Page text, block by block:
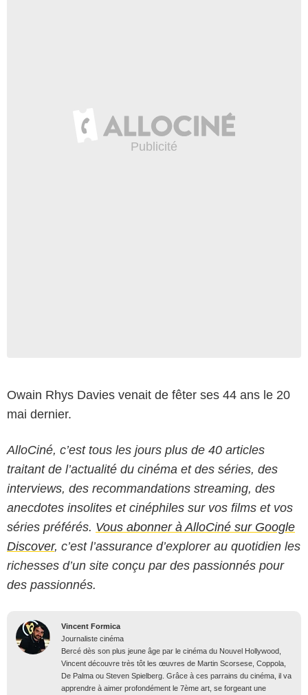
Owain Rhys Davies venait de fêter ses 44 ans le 20
mai dernier.
AlloCiné, c’est tous les jours plus de 40 articles
traitant de l’actualité du cinéma et des séries, des
interviews, des recommandations streaming, des
anecdotes insolites et cinéphiles sur vos films et vos
séries préférés. Vous abonner à AlloCiné sur Google
Discover, c’est l’assurance d’explorer au quotidien les
richesses d’un site conçu par des passionnés pour
des passionnés.
Vincent Formica
Journaliste cinéma
Bercé dès son plus jeune âge par le cinéma du Nouvel Hollywood,
Vincent découvre très tôt les œuvres de Martin Scorsese, Coppola,
De Palma ou Steven Spielberg. Grâce à ces parrains du cinéma, il va
apprendre à aimer profondément le 7ème art, se forgeant une